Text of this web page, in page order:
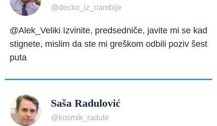
@decko_iz_nambije
@Alek_Veliki Izvinite, predsedniče, javite mi se kad
stignete, mislim da ste mi greškom odbili poziv šest
puta
Saša Radulović
@kosmik_radule